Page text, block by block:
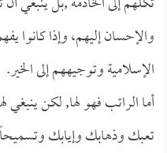
والإحسان إليهم، وإذا كانوا
الإسلامية وتوجيههم إلى الخير.
أما الراتب فهو لها, لكن
تعبك وذهابك وإيابك